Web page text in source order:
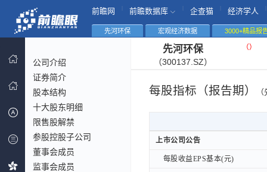
前瞻网 前瞻数据库 企查猫 经济学人
先河环保 宏观经济数据 3000+精品报
公司介绍
证券简介
股本结构
十大股东明细
限售股解禁
参股控股子公司
董事会成员
监事会成员
先河环保
（300137.SZ）
（）
每股指标（报告期）
上市公司公告
每股收益EPS基本(元)
上市公司公告
每股收益EPS基本(元)